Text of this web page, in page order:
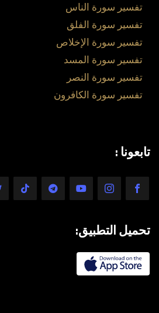
تفسير سورة الناس
تفسير سورة الفلق
تفسير سورة الإخلاص
تفسير سورة المسد
تفسير سورة النصر
تفسير سورة الكافرون
تابعونا :
تحميل التطبيق: